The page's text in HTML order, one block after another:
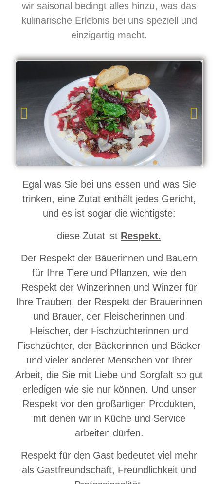
wir saisonal bedingt alles hinzu, was das
kulinarische Erlebnis bei uns speziell und
einzigartig macht.
Egal was Sie bei uns essen und was Sie
trinken, eine Zutat enthält jedes Gericht,
und es ist sogar die wichtigste:
diese Zutat ist Respekt.
Der Respekt der Bäuerinnen und Bauern
für Ihre Tiere und Pflanzen, wie den
Respekt der Winzerinnen und Winzer für
Ihre Trauben, der Respekt der Brauerinnen
und Brauer, der Fleischerinnen und
Fleischer, der Fischzüchterinnen und
Fischzüchter, der Bäckerinnen und Bäcker
und vieler anderer Menschen vor Ihrer
Arbeit, die Sie mit Liebe und Sorgfalt so gut
erledigen wie sie nur können. Und unser
Respekt vor den großartigen Produkten,
mit denen wir in Küche und Service
arbeiten dürfen.
Respekt für den Gast bedeutet viel mehr
als Gastfreundschaft, Freundlichkeit und